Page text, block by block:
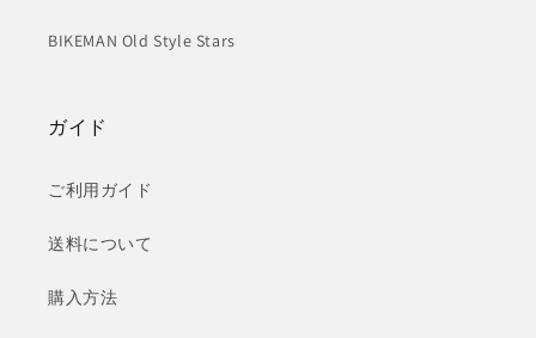
BIKEMAN Old Style Stars
ガイド
ご利用ガイド
送料について
購入方法